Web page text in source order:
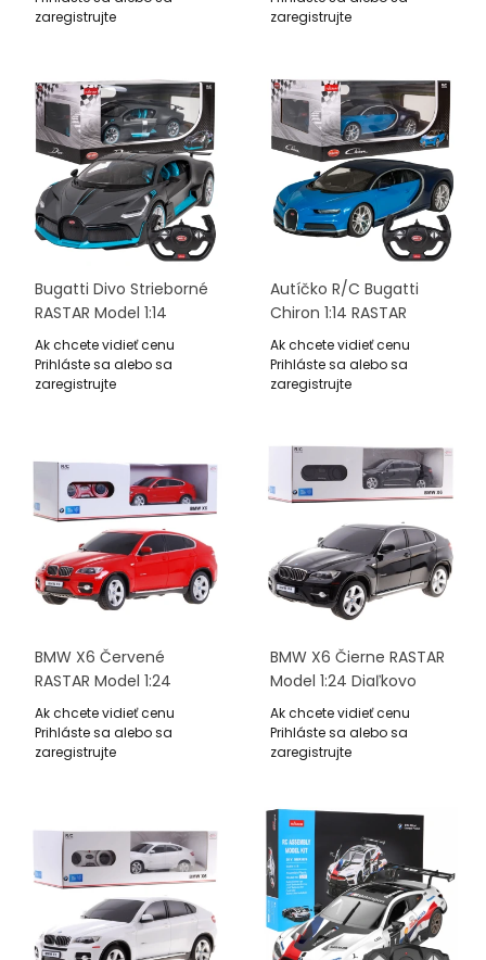
zaregistrujte
zaregistrujte
Bugatti Divo Strieborné
RASTAR Model 1:14
Diaľkovo Ovládané
Auto + Ovládač
Ak chcete vidieť cenu
Prihláste sa alebo sa
zaregistrujte
Autíčko R/C Bugatti
Chiron 1:14 RASTAR
Ak chcete vidieť cenu
Prihláste sa alebo sa
zaregistrujte
BMW X6 Červené
RASTAR Model 1:24
Diaľkovo Ovládané
Auto SUV + Ovládač
Ak chcete vidieť cenu
Prihláste sa alebo sa
zaregistrujte
BMW X6 Čierne RASTAR
Model 1:24 Diaľkovo
Ovládané Auto SUV +
Ovládač
Ak chcete vidieť cenu
Prihláste sa alebo sa
zaregistrujte